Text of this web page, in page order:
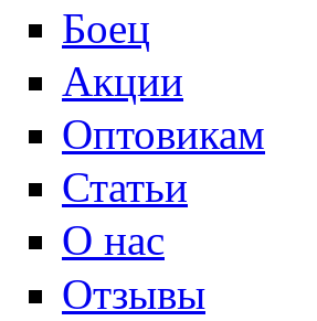
Боец
Акции
Оптовикам
Статьи
О нас
Отзывы